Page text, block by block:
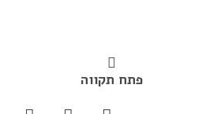
פתח תקווה